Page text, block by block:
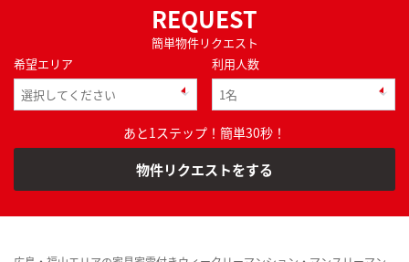
REQUEST
簡単物件リクエスト
希望エリア
利用人数
あと1ステップ！簡単30秒！
物件リクエストをする